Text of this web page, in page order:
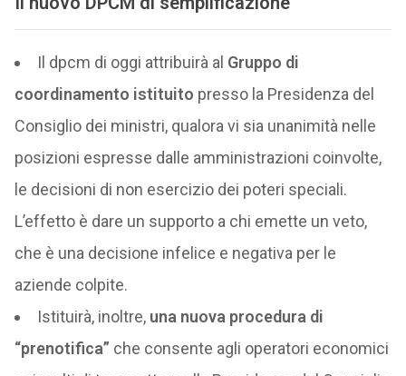
Il dpcm di oggi attribuirà al Gruppo di
coordinamento istituito presso la Presidenza del
Consiglio dei ministri, qualora vi sia unanimità nelle
posizioni espresse dalle amministrazioni coinvolte,
le decisioni di non esercizio dei poteri speciali.
L’effetto è dare un supporto a chi emette un veto,
che è una decisione infelice e negativa per le
aziende colpite.
Istituirà, inoltre,una nuova procedura di
“prenotifica” che consente agli operatori economici